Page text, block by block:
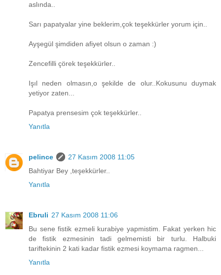
aslında..
Sarı papatyalar yine beklerim,çok teşekkürler yorum için..
Ayşegül şimdiden afiyet olsun o zaman :)
Zencefilli çörek teşekkürler..
Işıl neden olmasın,o şekilde de olur..Kokusunu duymak
yetiyor zaten...
Papatya prensesim çok teşekkürler..
Yanıtla
pelince
27 Kasım 2008 11:05
Bahtiyar Bey ,teşekkürler..
Yanıtla
Ebruli 27 Kasım 2008 11:06
Bu sene fistik ezmeli kurabiye yapmistim. Fakat yerken hic
de fistik ezmesinin tadi gelmemisti bir turlu. Halbuki
tariftekinin 2 kati kadar fistik ezmesi koymama ragmen...
Yanıtla